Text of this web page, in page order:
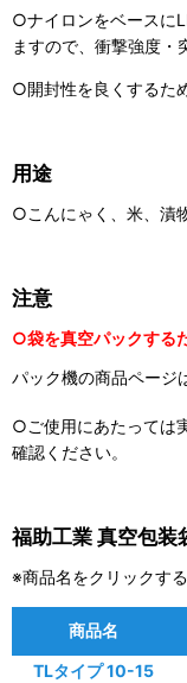
○ナイロンをベースに
ますので、衝撃強度・
○開封性を良くするた
用途
○こんにゃく、米、漬
注意
○袋を真空パックする
パック機の商品ページ
○ご使用にあたっては
確認ください。
福助工業 真空包装
※商品名をクリックす
商品名
TLタイプ 10-15